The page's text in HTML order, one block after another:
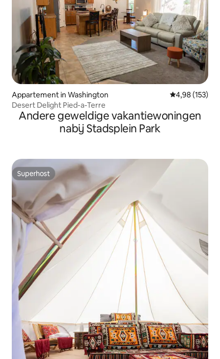
Appartement in Washington Gemiddelde
4,98 (153)
Desert Delight Pied-a-Terre
Andere geweldige vakantiewoningen
nabij Stadsplein Park
Superhost
Superhost